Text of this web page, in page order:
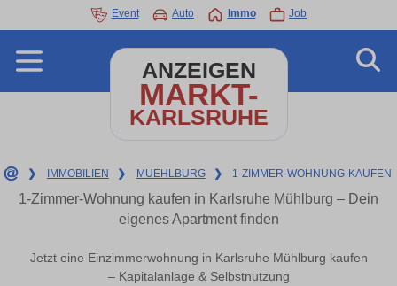
Event Auto Immo Job
ANZEIGEN
MARKT-
KARLSRUHE
❯ IMMOBILIEN ❯ MUEHLBURG ❯ 1-ZIMMER-WOHNUNG-KAUFEN
1-Zimmer-Wohnung kaufen in Karlsruhe Mühlburg – Dein
eigenes Apartment finden
Jetzt eine Einzimmerwohnung in Karlsruhe Mühlburg kaufen
– Kapitalanlage & Selbstnutzung